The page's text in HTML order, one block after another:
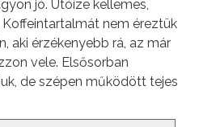
jó. Utóíze kellemes,
nem éreztük
aki érzékenyebb rá, az már
vele. Elsősorban
de szépen működött tejes